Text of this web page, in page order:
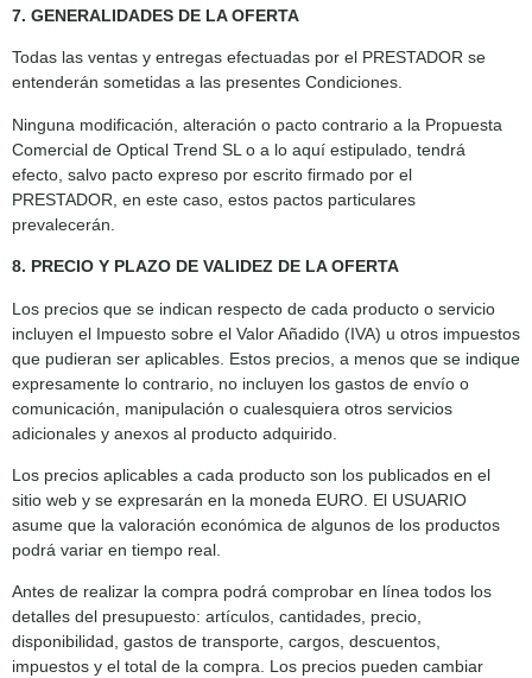
7. GENERALIDADES DE LA OFERTA
Todas las ventas y entregas efectuadas por el PRESTADOR se
entenderán sometidas a las presentes Condiciones.
Ninguna modificación, alteración o pacto contrario a la Propuesta
Comercial de Optical Trend SL o a lo aquí estipulado, tendrá
efecto, salvo pacto expreso por escrito firmado por el
PRESTADOR, en este caso, estos pactos particulares
prevalecerán.
8. PRECIO Y PLAZO DE VALIDEZ DE LA OFERTA
Los precios que se indican respecto de cada producto o servicio
incluyen el Impuesto sobre el Valor Añadido (IVA) u otros impuestos
que pudieran ser aplicables. Estos precios, a menos que se indique
expresamente lo contrario, no incluyen los gastos de envío o
comunicación, manipulación o cualesquiera otros servicios
adicionales y anexos al producto adquirido.
Los precios aplicables a cada producto son los publicados en el
sitio web y se expresarán en la moneda EURO. El USUARIO
asume que la valoración económica de algunos de los productos
podrá variar en tiempo real.
Antes de realizar la compra podrá comprobar en línea todos los
detalles del presupuesto: artículos, cantidades, precio,
disponibilidad, gastos de transporte, cargos, descuentos,
impuestos y el total de la compra. Los precios pueden cambiar